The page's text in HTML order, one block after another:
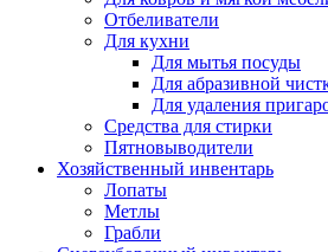
Отбеливатели
Для кухни
Для мытья посуды
Для абразивной
Для удаления
Средства для стирки
Пятновыводители
Хозяйственный инвентарь
Лопаты
Метлы
Грабли